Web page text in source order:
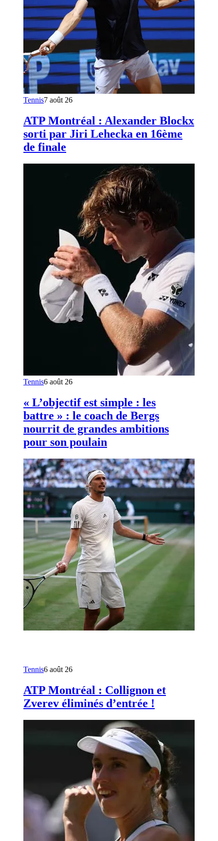
Tennis7 août 26
ATP Montréal : Alexander Blockx
sorti par Jiri Lehecka en 16ème
de finale
Tennis6 août 26
« L’objectif est simple : les
battre » : le coach de Bergs
nourrit de grandes ambitions
pour son poulain
Tennis6 août 26
ATP Montréal : Collignon et
Zverev éliminés d’entrée !